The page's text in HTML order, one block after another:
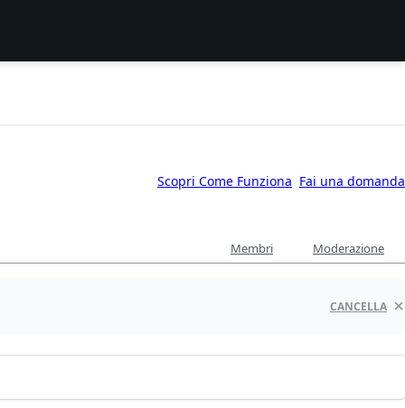
Scopri Come Funziona Fai una domanda
Membri Moderazione
CANCELLA